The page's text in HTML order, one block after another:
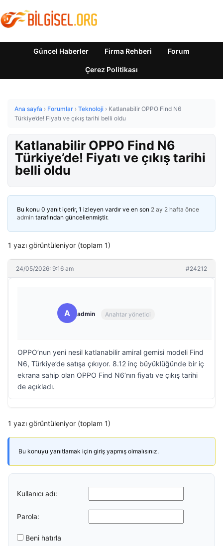
Güncel Haberler Firma Rehberi Forum
Çerez Politikası
Ana sayfa › Forumlar › Teknoloji › Katlanabilir OPPO Find N6
Türkiye’de! Fiyatı ve çıkış tarihi belli oldu
Katlanabilir OPPO Find N6
Türkiye’de! Fiyatı ve çıkış tarihi
belli oldu
Bu konu 0 yanıt içerir, 1 izleyen vardır ve en son 2 ay 2 hafta önce
admin tarafından güncellenmiştir.
1 yazı görüntüleniyor (toplam 1)
24/05/2026: 9:16 am #24212
A admin Anahtar yönetici
OPPO’nun yeni nesil katlanabilir amiral gemisi modeli Find
N6, Türkiye’de satışa çıkıyor. 8.12 inç büyüklüğünde bir iç
ekrana sahip olan OPPO Find N6’nın fiyatı ve çıkış tarihi
de açıkladı.
1 yazı görüntüleniyor (toplam 1)
Bu konuyu yanıtlamak için giriş yapmış olmalısınız.
Kullanıcı adı:
Parola:
Beni hatırla